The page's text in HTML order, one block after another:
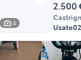
4
2.500
Usato